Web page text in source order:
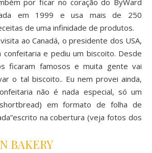
por ficar no coração do ByWard
em 1999 e usa mais de 250
de uma infinidade de produtos.
ao Canadá, o presidente dos USA,
confeitaria e pediu um biscoito. Desde
ficaram famosos e muita gente vai
o tal biscoito.. Eu nem provei ainda,
não é nada especial, só um
em formato de folha de
na cobertura (veja fotos dos
BAKERY